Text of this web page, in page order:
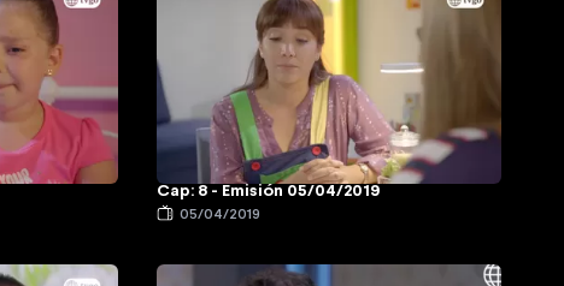
Cap: 8 - Emisión 05/04/2019
05/04/2019